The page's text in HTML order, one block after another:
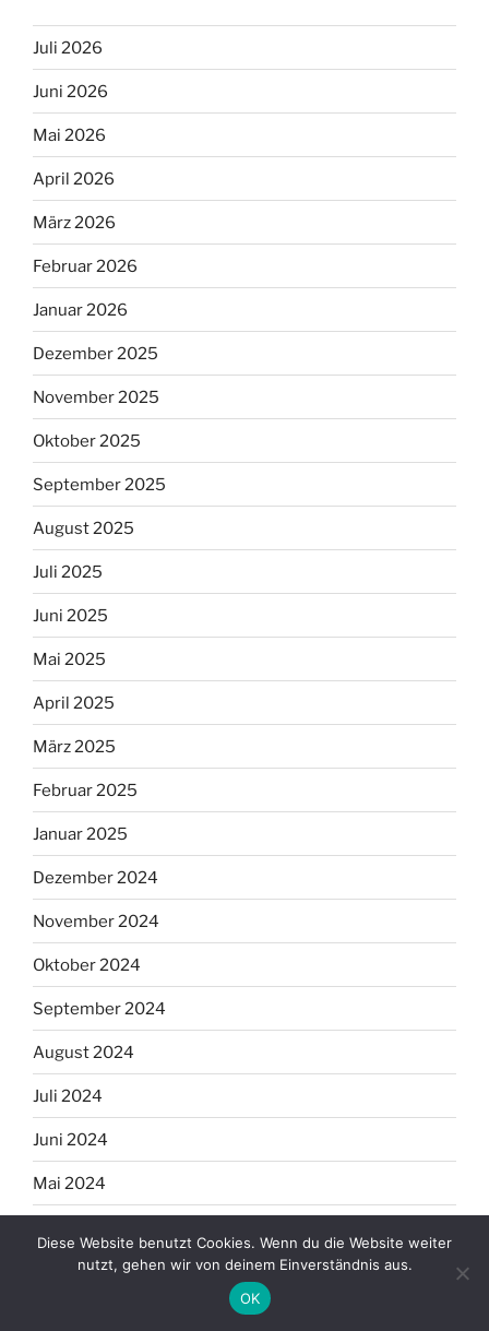
Juli 2026
Juni 2026
Mai 2026
April 2026
März 2026
Februar 2026
Januar 2026
Dezember 2025
November 2025
Oktober 2025
September 2025
August 2025
Juli 2025
Juni 2025
Mai 2025
April 2025
März 2025
Februar 2025
Januar 2025
Dezember 2024
November 2024
Oktober 2024
September 2024
August 2024
Juli 2024
Juni 2024
Mai 2024
März 2024
Diese Website benutzt Cookies. Wenn du die Website weiter
nutzt, gehen wir von deinem Einverständnis aus.
OK